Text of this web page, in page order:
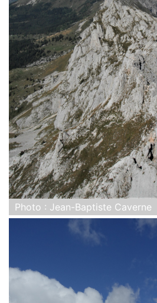
Photo : Jean-Baptiste Caverne